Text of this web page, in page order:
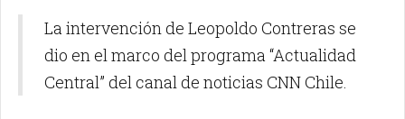
La intervención de Leopoldo Contreras se
dio en el marco del programa “Actualidad
Central” del canal de noticias CNN Chile.